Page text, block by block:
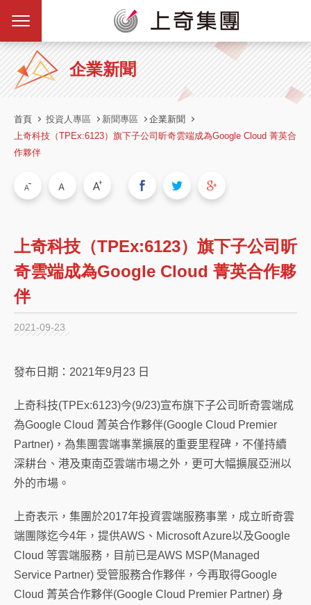
企業新聞
首頁 投資人專區 新聞專區
企業新聞
上奇科技（TPEx:6123）旗下子公司昕奇雲端成為Google Cloud 菁英合
作夥伴
上奇科技（TPEx:6123）旗下子公司昕
奇雲端成為Google Cloud 菁英合作夥
伴
2021-09-23
發布日期： 2021年9月 23 日
上奇科技(TPEx:6123)今(9/23)宣布旗下子公司昕奇雲端成
為Google Cloud 菁英合作夥伴(Google Cloud Premier
Partner) ，為集團雲端事業擴展的重要里程碑，不僅持續
深耕台、港及東南亞雲端市場之外，更可大幅擴展亞洲以
外的市場。
上奇表示，集團於2017年投資雲端服務事業，成立昕奇雲
端團隊迄今4年，提供AWS 、 Microsoft Azure以及Google
Cloud 等雲端服務，目前已是AWS MSP(Managed
Service Partner) 受管服務合作夥伴，今再取得Google
Cloud 菁英合作夥伴(Google Cloud Premier Partner) 身